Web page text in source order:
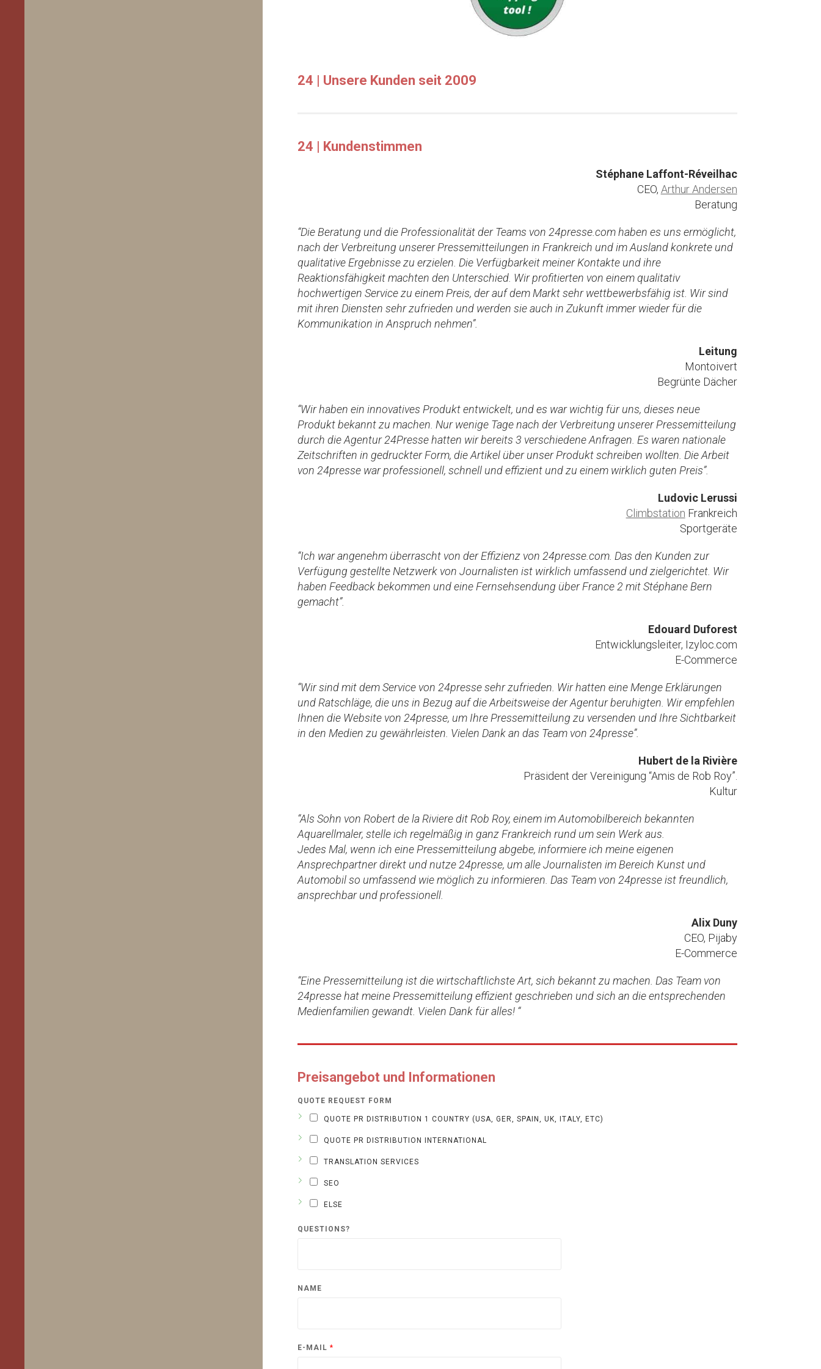
24 | Unsere Kunden seit 2009
24 | Kundenstimmen
Stéphane Laffont-Réveilhac
CEO, Arthur Andersen
Beratung
“Die Beratung und die Professionalität der Teams von 24presse.com haben es uns ermöglicht,
nach der Verbreitung unserer Pressemitteilungen in Frankreich und im Ausland konkrete und
qualitative Ergebnisse zu erzielen. Die Verfügbarkeit meiner Kontakte und ihre
Reaktionsfähigkeit machten den Unterschied. Wir profitierten von einem qualitativ
hochwertigen Service zu einem Preis, der auf dem Markt sehr wettbewerbsfähig ist. Wir sind
mit ihren Diensten sehr zufrieden und werden sie auch in Zukunft immer wieder für die
Kommunikation in Anspruch nehmen”.
Leitung
Montoivert
Begrünte Dächer
“Wir haben ein innovatives Produkt entwickelt, und es war wichtig für uns, dieses neue
Produkt bekannt zu machen. Nur wenige Tage nach der Verbreitung unserer Pressemitteilung
durch die Agentur 24Presse hatten wir bereits 3 verschiedene Anfragen. Es waren nationale
Zeitschriften in gedruckter Form, die Artikel über unser Produkt schreiben wollten. Die Arbeit
von 24presse war professionell, schnell und effizient und zu einem wirklich guten Preis”.
Ludovic Lerussi
Climbstation Frankreich
Sportgeräte
“Ich war angenehm überrascht von der Effizienz von 24presse.com. Das den Kunden zur
Verfügung gestellte Netzwerk von Journalisten ist wirklich umfassend und zielgerichtet. Wir
haben Feedback bekommen und eine Fernsehsendung über France 2 mit Stéphane Bern
gemacht”.
Edouard Duforest
Entwicklungsleiter, Izyloc.com
E-Commerce
“Wir sind mit dem Service von 24presse sehr zufrieden. Wir hatten eine Menge Erklärungen
und Ratschläge, die uns in Bezug auf die Arbeitsweise der Agentur beruhigten. Wir empfehlen
Ihnen die Website von 24presse, um Ihre Pressemitteilung zu versenden und Ihre Sichtbarkeit
in den Medien zu gewährleisten. Vielen Dank an das Team von 24presse”.
Hubert de la Rivière
Präsident der Vereinigung “Amis de Rob Roy”.
Kultur
“Als Sohn von Robert de la Riviere dit Rob Roy, einem im Automobilbereich bekannten
Aquarellmaler, stelle ich regelmäßig in ganz Frankreich rund um sein Werk aus.
Jedes Mal, wenn ich eine Pressemitteilung abgebe, informiere ich meine eigenen
Ansprechpartner direkt und nutze 24presse, um alle Journalisten im Bereich Kunst und
Automobil so umfassend wie möglich zu informieren. Das Team von 24presse ist freundlich,
ansprechbar und professionell.
Alix Duny
CEO, Pijaby
E-Commerce
“Eine Pressemitteilung ist die wirtschaftlichste Art, sich bekannt zu machen. Das Team von
24presse hat meine Pressemitteilung effizient geschrieben und sich an die entsprechenden
Medienfamilien gewandt. Vielen Dank für alles! “
Preisangebot und Informationen
QUOTE REQUEST FORM
QUOTE PR DISTRIBUTION 1 COUNTRY (USA, GER, SPAIN, UK, ITALY, ETC)
QUOTE PR DISTRIBUTION INTERNATIONAL
TRANSLATION SERVICES
SEO
ELSE
QUESTIONS?
NAME
P
E-MAIL *